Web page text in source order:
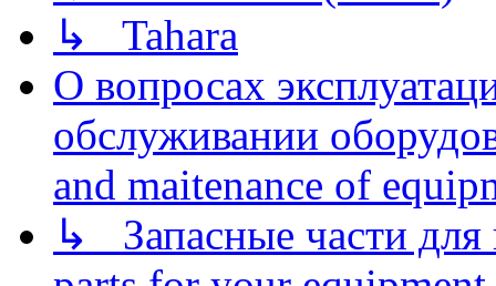
↳ Tahara
О вопросах
обслуживании
and maitenance of
↳ Запасные части для